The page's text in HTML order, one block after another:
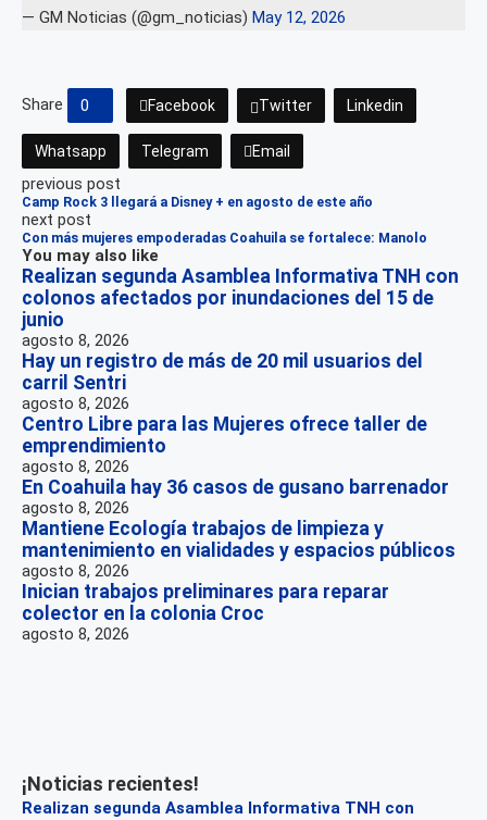
— GM Noticias (@gm_noticias) May 12, 2026
Share 0 Facebook Twitter Linkedin
Whatsapp Telegram Email
previous post
Camp Rock 3 llegará a Disney + en agosto de este año
next post
Con más mujeres empoderadas Coahuila se fortalece: Manolo
You may also like
Realizan segunda Asamblea Informativa TNH con
colonos afectados por inundaciones del 15 de
junio
agosto 8, 2026
Hay un registro de más de 20 mil usuarios del
carril Sentri
agosto 8, 2026
Centro Libre para las Mujeres ofrece taller de
emprendimiento
agosto 8, 2026
En Coahuila hay 36 casos de gusano barrenador
agosto 8, 2026
Mantiene Ecología trabajos de limpieza y
mantenimiento en vialidades y espacios públicos
agosto 8, 2026
Inician trabajos preliminares para reparar
colector en la colonia Croc
agosto 8, 2026
¡Noticias recientes!
Realizan segunda Asamblea Informativa TNH con